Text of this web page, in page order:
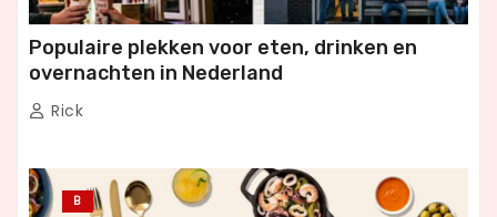
Populaire plekken voor eten, drinken en
overnachten in Nederland
Rick
B